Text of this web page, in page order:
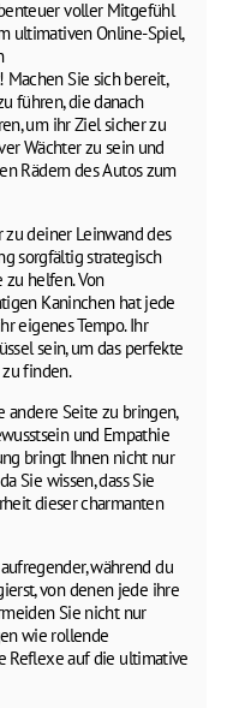
voller Mitgefühl
ultimativen Online-Spiel,
Sie sich bereit,
führen, die danach
um ihr Ziel sicher zu
Wächter zu sein und
Rädern des Autos zum
deiner Leinwand des
sorgfältig strategisch
zu helfen. Von
Kaninchen hat jede
eigenes Tempo. Ihr
sein, um das perfekte
finden.
andere Seite zu bringen,
und Empathie
bringt Ihnen nicht nur
Sie wissen, dass Sie
dieser charmanten
während du
von denen jede ihre
Sie nicht nur
wie rollende
Reflexe auf die ultimative